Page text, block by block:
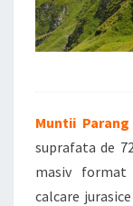
Muntii Parang
suprafata de
masiv
calcare